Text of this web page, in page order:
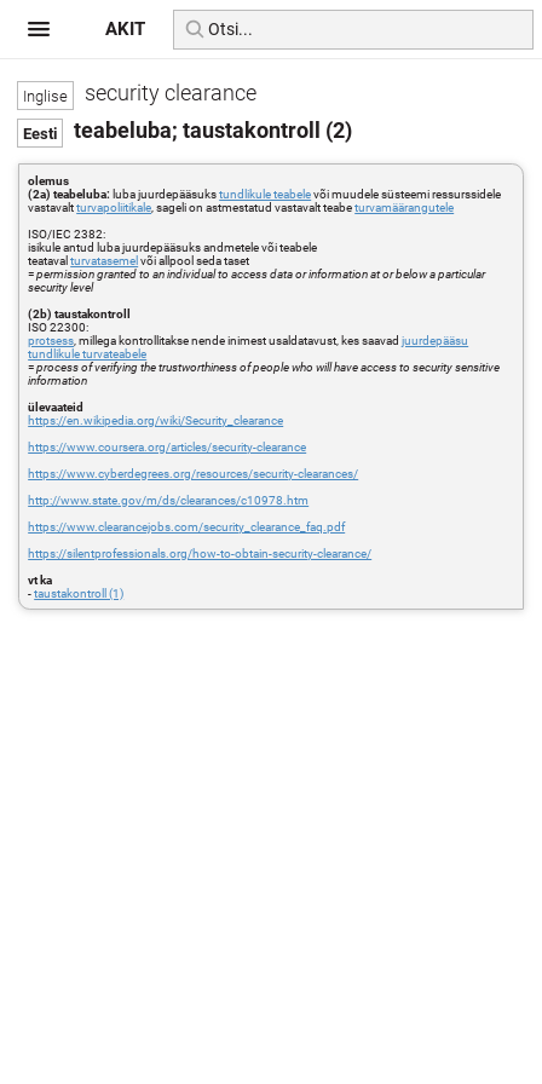
security clearance
teabeluba; taustakontroll (2)
olemus
(2a) teabeluba: luba juurdepääsukstundlikule teabelevõi muudele süsteemi ressurssidele
vastavaltturvapoliitikale , sageli on astmestatud vastavalt teabeturvamäärangutele
ISO/IEC 2382:
isikule antud luba juurdepääsuks andmetele või teabele
teatavalturvatasemel või allpool seda taset
=permission granted to an individual to access data or information at or below a particular
security level
(2b) taustakontroll
ISO 22300:
protsess , millega kontrollitakse nende inimest usaldatavust, kes saavadjuurdepääsu
tundlikule turvateabele
=process of verifying the trustworthiness of people who will have access to security sensitive
information
ülevaateid
https://en.wikipedia.org/wiki/Security_clearance
https://www.coursera.org/articles/security-clearance
https://www.cyberdegrees.org/resources/security-clearances/
http://www.state.gov/m/ds/clearances/c10978.htm
https://www.clearancejobs.com/security_clearance_faq.pdf
https://silentprofessionals.org/how-to-obtain-security-clearance/
vt ka
-taustakontroll (1)
AKIT